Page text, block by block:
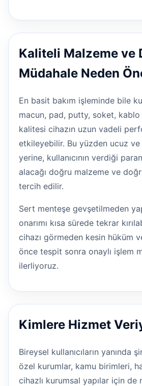
Kaliteli Malzeme ve
Müdahale Neden
En basit bakım işleminde bile
macun, pad, putty, soket,
kalitesi cihazın uzun vadeli
etkileyebilir. Bu yüzden ucuz
yerine, kullanıcının verdiği
alacağı doğru malzeme ve
tercih edilir.
Sert menteşe gevşetilmeden
onarımı kısa sürede tekrar
cihazı görmeden kesin hüküm
önce tespit sonra onaylı işlem
ilerliyoruz.
Kimlere Hizmet
Bireysel kullanıcıların yanında
özel kurumlar, kamu birimleri,
cihazlı kurumsal yapılar için de